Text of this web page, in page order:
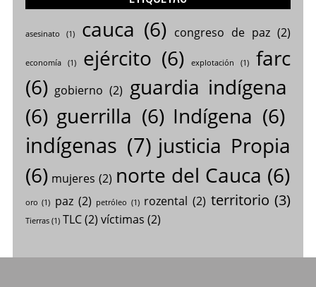
asesinato (1) cauca (6) congreso de paz(2)
economía(1) ejército (6) explotación (1)
farc
(6) gobierno (2) guardia indígena
(6) guerrilla (6) Indígena (6)
indígenas (7) justicia Propia
(6) mujeres (2) norte del Cauca (6)
oro (1) paz (2) petróleo (1) rozental (2) territorio (3)
Tierras(1) TLC(2) víctimas (2)